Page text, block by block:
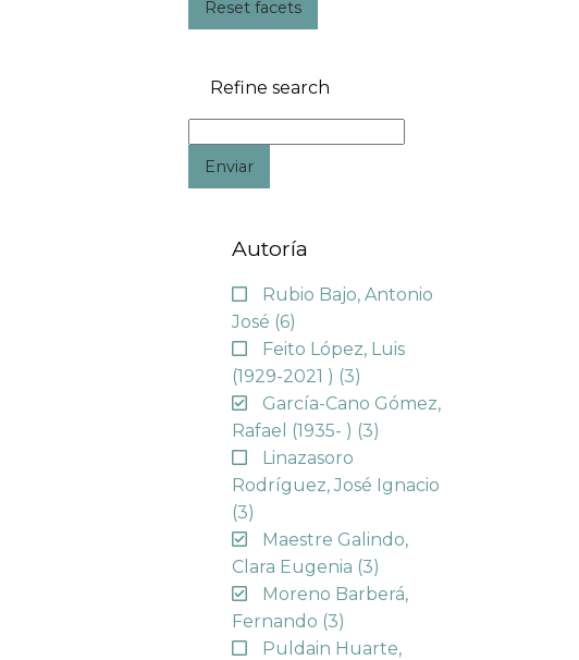
Reset facets
Refine search
Enviar
Autoría
Rubio Bajo, Antonio
José (6)
Feito López, Luis
(1929-2021 ) (3)
García-Cano Gómez,
Rafael (1935- ) (3)
Linazasoro
Rodríguez, José Ignacio
(3)
Maestre Galindo,
Clara Eugenia (3)
Moreno Barberá,
Fernando (3)
Puldain Huarte,